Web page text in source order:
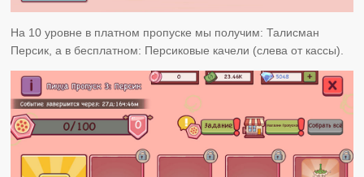
На 10 уровне в платном пропуске мы получим: Талисман
Персик, а в бесплатном: Персиковые качели (слева от кассы).